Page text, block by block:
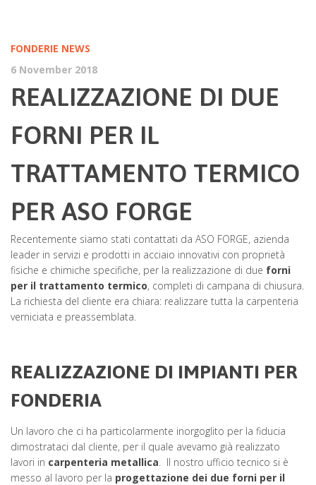
FONDERIE NEWS
6 November 2018
REALIZZAZIONE DI DUE
FORNI PER IL
TRATTAMENTO TERMICO
PER ASO FORGE
Recentemente siamo stati contattati da ASO FORGE, azienda
leader in servizi e prodotti in acciaio innovativi con proprietà
fisiche e chimiche specifiche, per la realizzazione di due forni
per il trattamento termico, completi di campana di chiusura.
La richiesta del cliente era chiara: realizzare tutta la carpenteria
verniciata e preassemblata.
REALIZZAZIONE DI IMPIANTI PER
FONDERIA
Un lavoro che ci ha particolarmente inorgoglito per la fiducia
dimostrataci dal cliente, per il quale avevamo già realizzato
lavori in carpenteria metallica. Il nostro ufficio tecnico si è
messo al lavoro per la progettazione dei due forni per il